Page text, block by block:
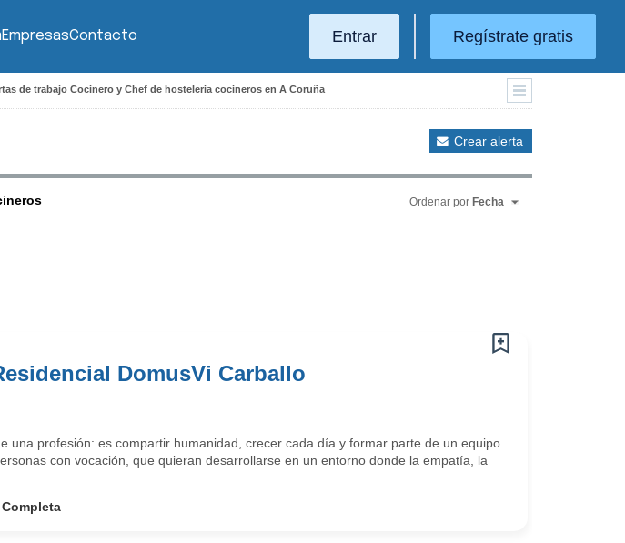
EmpresasContacto Entrar Regístrate gratis
de trabajo Cocinero y Chef de hosteleria cocineros en A Coruña
Crear alerta
Ordenar por Fecha
DomusVi Carballo
una profesión: es compartir humanidad, crecer cada día y formar parte de un equipo
con vocación, que quieran desarrollarse en un entorno donde la empatía, la